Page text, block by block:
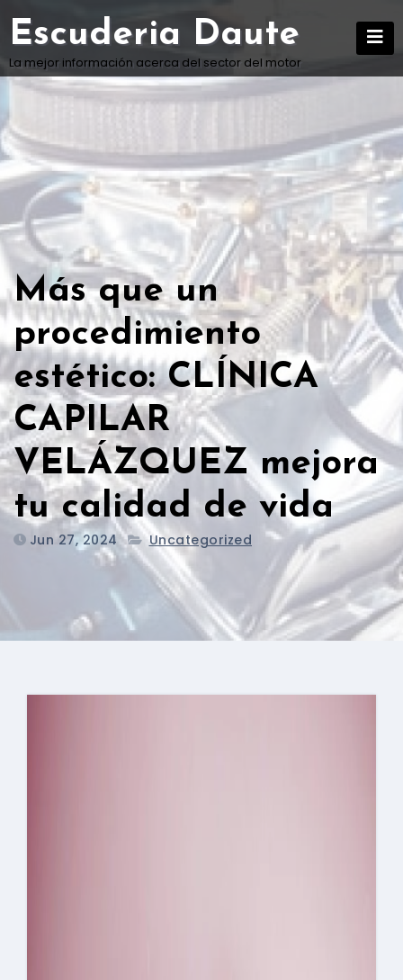
Escuderia Daute
La mejor información acerca del sector del motor
Más que un
procedimiento
estético: CLÍNICA
CAPILAR
VELÁZQUEZ mejora
tu calidad de vida
Jun 27, 2024 Uncategorized